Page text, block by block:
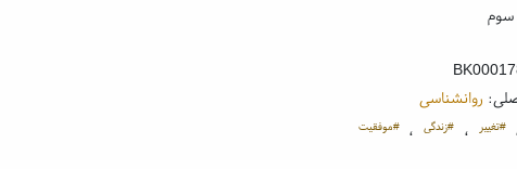
روانشناسی
#تغییر ، #زندگی ، #موفقیت